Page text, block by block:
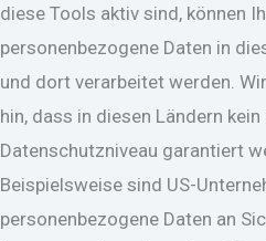
diese Tools aktiv sind, können
personenbezogene Daten in
und dort verarbeitet werden.
hin, dass in diesen Ländern
Datenschutzniveau garantiert
Beispielsweise sind US-
personenbezogene Daten an